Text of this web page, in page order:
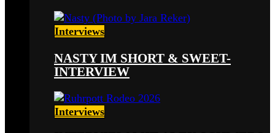
Interviews
NASTY IM SHORT & SWEET-
INTERVIEW
Interviews